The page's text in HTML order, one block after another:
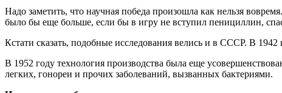
Надо заметить, что научная победа произошла как нельзя
было бы еще больше, если бы в игру не вступил пенициллин,
Кстати сказать, подобные исследования велись и в СССР. В
В 1952 году технология производства была еще
легких, гонореи и прочих заболеваний, вызванных бактериями.